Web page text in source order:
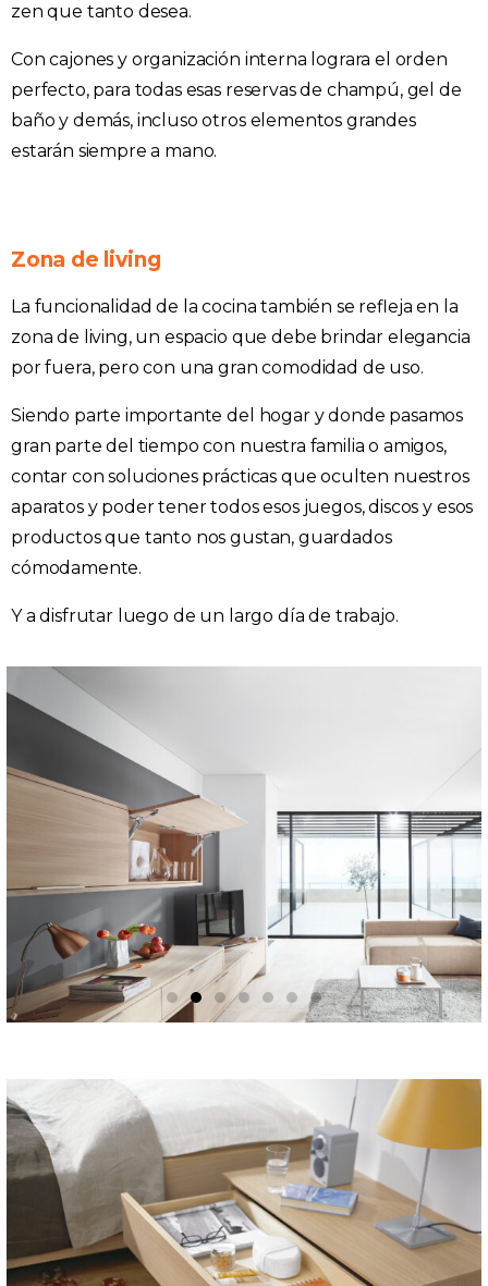
zen que tanto desea.
Con cajones y organización interna lograra el orden
perfecto, para todas esas reservas de champú, gel de
baño y demás, incluso otros elementos grandes
estarán siempre a mano.
Zona de living
La funcionalidad de la cocina también se refleja en la
zona de living, un espacio que debe brindar elegancia
por fuera, pero con una gran comodidad de uso.
Siendo parte importante del hogar y donde pasamos
gran parte del tiempo con nuestra familia o amigos,
contar con soluciones prácticas que oculten nuestros
aparatos y poder tener todos esos juegos, discos y esos
productos que tanto nos gustan, guardados
cómodamente.
Y a disfrutar luego de un largo día de trabajo.